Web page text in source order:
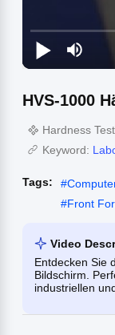
HVS-1000
Hardness
Keyword:
Tags: #
#Front
Video
Entdecken Sie
Bildschirm.
industriellen